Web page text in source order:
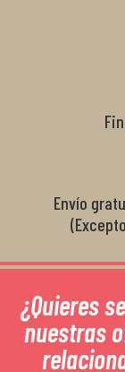
Envío
¿Quieres
nuestras